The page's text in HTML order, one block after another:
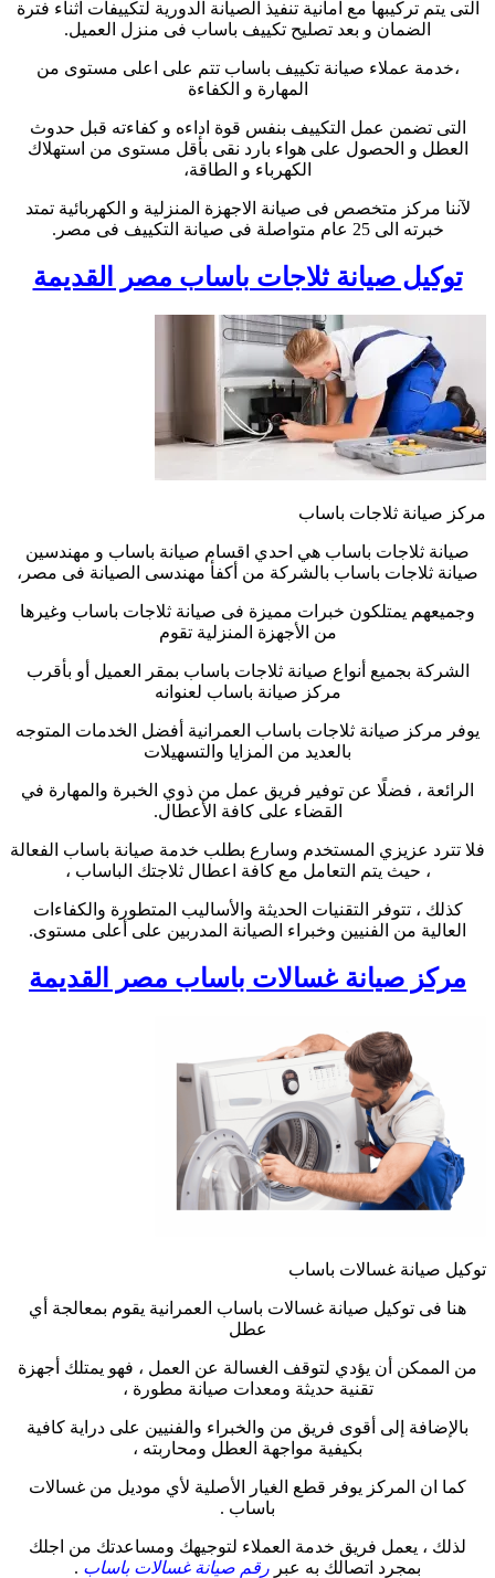
التى يتم تركيبها مع امانية تنفيذ الصيانة الدورية لتكييفات اثناء فترة
الضمان و بعد تصليح تكييف باساب فى منزل العميل.
،خدمة عملاء صيانة تكييف باساب تتم على اعلى مستوى من
المهارة و الكفاءة
التى تضمن عمل التكييف بنفس قوة اداءه و كفاءته قبل حدوث
العطل و الحصول على هواء بارد نقى بأقل مستوى من استهلاك
الكهرباء و الطاقة،
لآننا مركز متخصص فى صيانة الاجهزة المنزلية و الكهربائية تمتد
خبرته الى 25 عام متواصلة فى صيانة التكييف فى مصر.
توكيل صيانة ثلاجات باساب مصر القديمة
مركز صيانة ثلاجات باساب
صيانة ثلاجات باساب هي احدي اقسام صيانة باساب و مهندسين
صيانة ثلاجات باساب بالشركة من أكفأ مهندسى الصيانة فى مصر،
وجميعهم يمتلكون خبرات مميزة فى صيانة ثلاجات باساب وغيرها
من الأجهزة المنزلية تقوم
الشركة بجميع أنواع صيانة ثلاجات باساب بمقر العميل أو بأقرب
مركز صيانة باساب لعنوانه
يوفر مركز صيانة ثلاجات باساب العمرانية أفضل الخدمات المتوجه
بالعديد من المزايا والتسهيلات
الرائعة ، فضلًا عن توفير فريق عمل من ذوي الخبرة والمهارة في
القضاء على كافة الأعطال.
فلا تترد عزيزي المستخدم وسارع بطلب خدمة صيانة باساب الفعالة
، حيث يتم التعامل مع كافة اعطال ثلاجتك الباساب ،
كذلك ، تتوفر التقنيات الحديثة والأساليب المتطورة والكفاءات
العالية من الفنيين وخبراء الصيانة المدربين على أعلى مستوى.
مركز صيانة غسالات باساب مصر القديمة
توكيل صيانة غسالات باساب
هنا فى توكيل صيانة غسالات باساب العمرانية يقوم بمعالجة أي
عطل
من الممكن أن يؤدي لتوقف الغسالة عن العمل ، فهو يمتلك أجهزة
تقنية حديثة ومعدات صيانة مطورة ،
بالإضافة إلى أقوى فريق من والخبراء والفنيين على دراية كافية
بكيفية مواجهة العطل ومحاربته ،
كما ان المركز يوفر قطع الغيار الأصلية لأي موديل من غسالات
باساب .
لذلك ، يعمل فريق خدمة العملاء لتوجيهك ومساعدتك من اجلك
بمجرد اتصالك به عبر رقم صيانة غسالات باساب .